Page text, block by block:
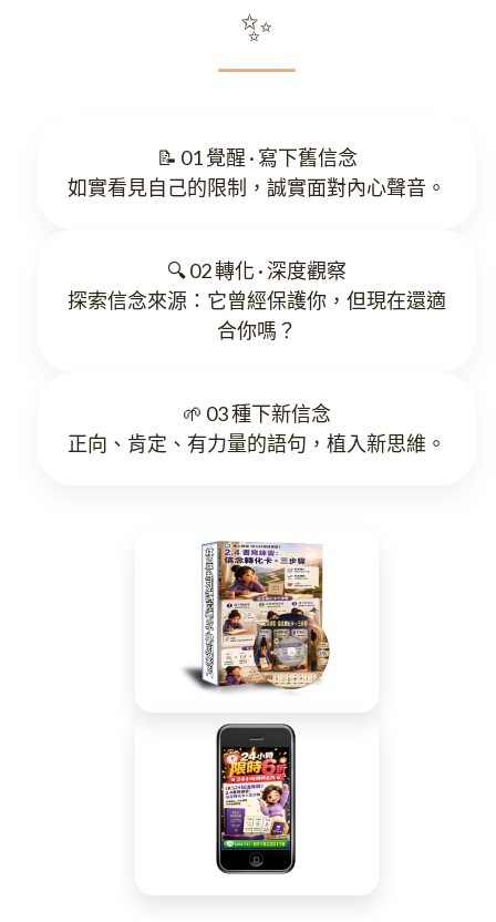
✨
📝 01 覺醒 · 寫下舊信念
如實看見自己的限制，誠實面對內心聲音。
🔍 02 轉化 · 深度觀察
探索信念來源：它曾經保護你，但現在還適
合你嗎？
🌱 03 種下新信念
正向、肯定、有力量的語句，植入新思維。